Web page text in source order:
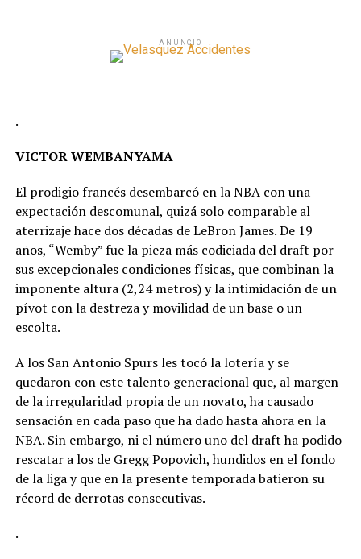
ANUNCIO
.
VICTOR WEMBANYAMA
El prodigio francés desembarcó en la NBA con una
expectación descomunal, quizá solo comparable al
aterrizaje hace dos décadas de LeBron James. De 19
años, “Wemby” fue la pieza más codiciada del draft por
sus excepcionales condiciones físicas, que combinan la
imponente altura (2,24 metros) y la intimidación de un
pívot con la destreza y movilidad de un base o un
escolta.
A los San Antonio Spurs les tocó la lotería y se
quedaron con este talento generacional que, al margen
de la irregularidad propia de un novato, ha causado
sensación en cada paso que ha dado hasta ahora en la
NBA. Sin embargo, ni el número uno del draft ha podido
rescatar a los de Gregg Popovich, hundidos en el fondo
de la liga y que en la presente temporada batieron su
récord de derrotas consecutivas.
.